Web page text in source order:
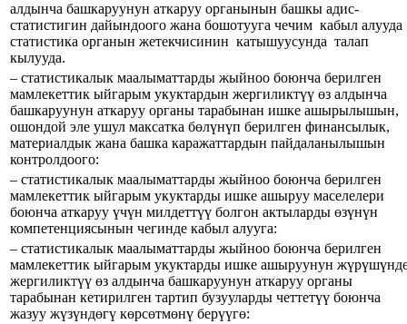
алдынча башкаруунун аткаруу органынын башкы адис-
статистигин дайындоого жана бошотууга чечим кабыл алууда
статистика органын жетекчисинин катышуусунда талап
кылууда.
– статистикалык маалыматтарды жыйноо боюнча берилген
мамлекеттик ыйгарым укуктардын жергиликтүү өз алдынча
башкаруунун аткаруу органы тарабынан ишке ашырылышын,
ошондой эле ушул максатка бөлүнүп берилген финансылык,
материалдык жана башка каражаттардын пайдаланылышын
контролдоого:
– статистикалык маалыматтарды жыйноо боюнча берилген
мамлекеттик ыйгарым укуктарды ишке ашыруу маселелери
боюнча аткаруу үчүн милдеттүү болгон актыларды өзүнүн
компетенциясынын чегинде кабыл алууга:
– статистикалык маалыматтарды жыйноо боюнча берилген
мамлекеттик ыйгарым укуктарды ишке ашыруунун
жергиликтүү өз алдынча башкаруунун аткаруу органы
тарабынан кетирилген тартип бузууларды четтетүү боюнча
жазуу жүзүндөгү көрсөтмөнү берүүгө: